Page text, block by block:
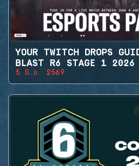
YOUR TWITCH DROPS
BLAST R6 STAGE 1 2026
5 มิ.ย. 2569